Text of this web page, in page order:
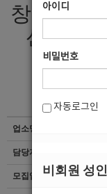
창원 마산
선수 최
업소명
담당자
모집업종 선수
아이디
비밀번호
자동로그인
비회원 성